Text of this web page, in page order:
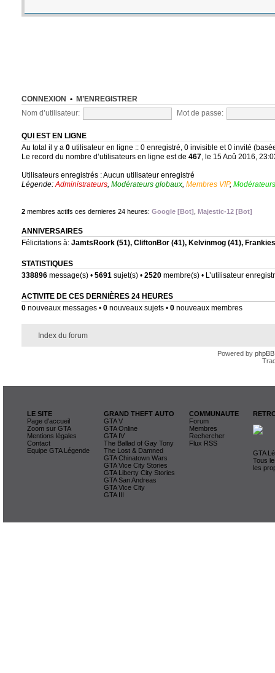
CONNEXION • M’ENREGISTRER
Nom d’utilisateur: Mot de passe:
QUI EST EN LIGNE
Au total il y a 0utilisateur en ligne :: 0 enregistré, 0 invisible et 0 invité
Le record du nombre d’utilisateurs en ligne est de 467, le 15 Aoû 2016,
Utilisateurs enregistrés : Aucun utilisateur enregistré
Légende:Administrateurs, Modérateurs globaux, Membres VIP,
2membres actifs ces dernieres 24 heures: Google [Bot] Majestic-12 [Bot]
ANNIVERSAIRES
Félicitations à: JamtsRoork(51), CliftonBor(41), Kelvinmog(41),
STATISTIQUES
338896message(s) • 5691sujet(s) • 2520membre(s) • L’utilisateur
ACTIVITE DE CES DERNIÈRES 24 HEURES
0nouveaux messages • 0nouveaux sujets • 0nouveaux membres
Index du forum
Powered by phpBB
LE SITE
Page d'accueil
Zoom sur GTA
Mentions légales
Contact
Equipe GTA Légende
GRAND THEFT AUTO
GTA V
GTA Online
GTA IV
The Ballad of Gay Tony
The Lost & Damned
GTA Chinatown Wars
GTA Vice City Stories
GTA Liberty City Stories
GTA San Andreas
GTA Vice City
GTA III
COMMUNAUTE
Forum
Membres
Rechercher
Flux RSS
GTA
Tous
les